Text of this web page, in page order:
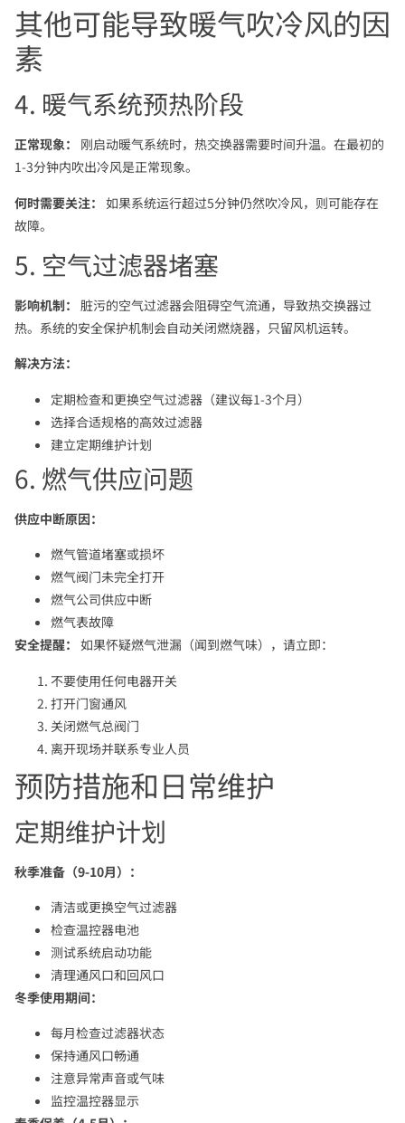
其他可能导致暖气吹冷风的因
素
4. 暖气系统预热阶段
正常现象：
刚启动暖气系统时，热交换器需要时间升温。在最初的
1-3分钟内吹出冷风是正常现象。
何时需要关注： 如果系统运行超过5分钟仍然吹冷风，则可能存在
故障。
5. 空气过滤器堵塞
影响机制： 脏污的空气过滤器会阻碍空气流通，导致热交换器过
热。系统的安全保护机制会自动关闭燃烧器，只留风机运转。
解决方法：
定期检查和更换空气过滤器（建议每1-3个月）
选择合适规格的高效过滤器
建立定期维护计划
6. 燃气供应问题
供应中断原因：
燃气管道堵塞或损坏
燃气阀门未完全打开
燃气公司供应中断
燃气表故障
安全提醒： 如果怀疑燃气泄漏（闻到燃气味），请立即：
不要使用任何电器开关
打开门窗通风
关闭燃气总阀门
离开现场并联系专业人员
预防措施和日常维护
定期维护计划
秋季准备（9-10月）：
清洁或更换空气过滤器
检查温控器电池
测试系统启动功能
清理通风口和回风口
冬季使用期间：
每月检查过滤器状态
保持通风口畅通
注意异常声音或气味
监控温控器显示